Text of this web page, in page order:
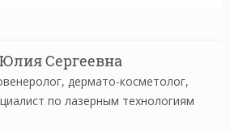
Сергеевна
дермато-косметолог,
по лазерным технологиям